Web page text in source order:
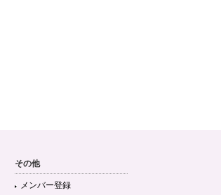
その他
メンバー登録